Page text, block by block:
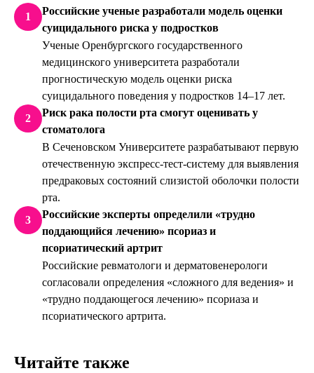
1
Российские ученые разработали модель оценки
суицидального риска у подростков
Ученые Оренбургского государственного
медицинского университета разработали
прогностическую модель оценки риска
суицидального поведения у подростков 14–17 лет.
2
Риск рака полости рта смогут оценивать у
стоматолога
В Сеченовском Университете разрабатывают первую
отечественную экспресс-тест-систему для выявления
предраковых состояний слизистой оболочки полости
рта.
3
Российские эксперты определили «трудно
поддающийся лечению» псориаз и
псориатический артрит
Российские ревматологи и дерматовенерологи
согласовали определения «сложного для ведения» и
«трудно поддающегося лечению» псориаза и
псориатического артрита.
Читайте также